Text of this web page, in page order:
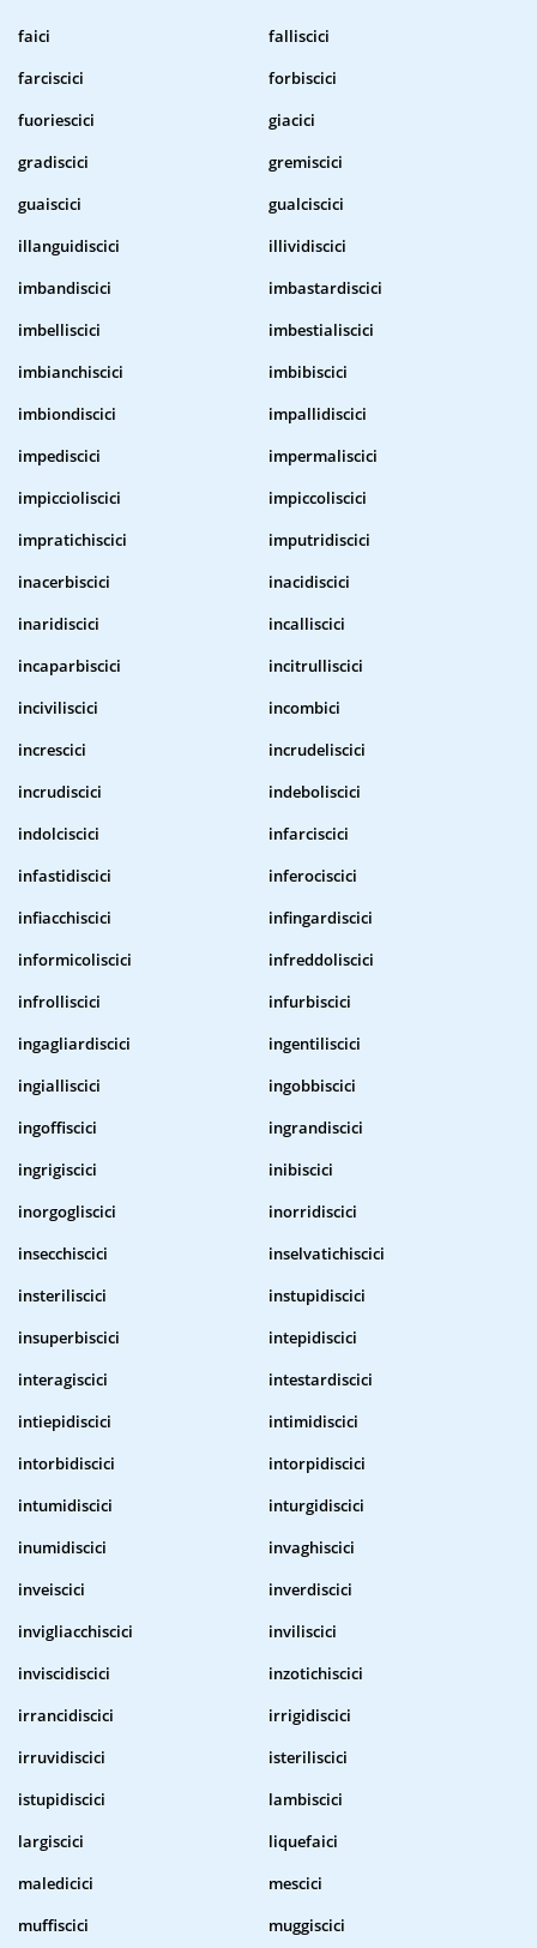
faici
falliscici
farciscici
forbiscici
fuoriescici
giacici
gradiscici
gremiscici
guaiscici
gualciscici
illanguidiscici
illividiscici
imbandiscici
imbastardiscici
imbelliscici
imbestialiscici
imbianchiscici
imbibiscici
imbiondiscici
impallidiscici
impediscici
impermaliscici
impiccioliscici
impiccoliscici
impratichiscici
imputridiscici
inacerbiscici
inacidiscici
inaridiscici
incalliscici
incaparbiscici
incitrulliscici
inciviliscici
incombici
increscici
incrudeliscici
incrudiscici
indeboliscici
indolciscici
infarciscici
infastidiscici
inferociscici
infiacchiscici
infingardiscici
informicoliscici
infreddoliscici
infrolliscici
infurbiscici
ingagliardiscici
ingentiliscici
ingialliscici
ingobbiscici
ingoffiscici
ingrandiscici
ingrigiscici
inibiscici
inorgogliscici
inorridiscici
insecchiscici
inselvatichiscici
insteriliscici
instupidiscici
insuperbiscici
intepidiscici
interagiscici
intestardiscici
intiepidiscici
intimidiscici
intorbidiscici
intorpidiscici
intumidiscici
inturgidiscici
inumidiscici
invaghiscici
inveiscici
inverdiscici
invigliacchiscici
inviliscici
inviscidiscici
inzotichiscici
irrancidiscici
irrigidiscici
irruvidiscici
isteriliscici
istupidiscici
lambiscici
largiscici
liquefaici
maledicici
mescici
muffiscici
muggiscici